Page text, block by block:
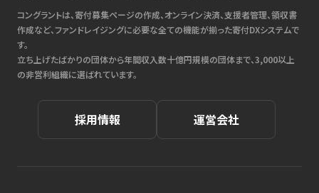
コングラントは、寄付募集ページの作成、オンライン決済、支援者管理、領収書
作成など、ファンドレイジングに必要な全ての機能が揃った寄付DXシステムで
す。
立ち上げたばかりの団体から年間収入数十億円規模の団体まで、3,000以上
の非営利組織に選ばれています。
採用情報 運営会社